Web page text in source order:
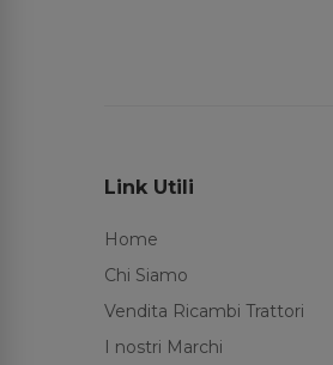
Link Utili
Home
Chi Siamo
Vendita Ricambi Trattori
I nostri Marchi